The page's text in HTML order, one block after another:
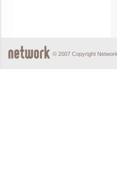
© 2007 Copyright